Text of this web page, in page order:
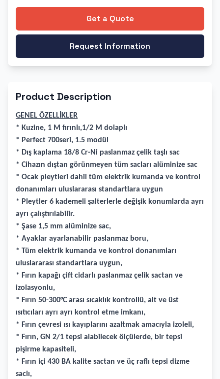
Get a Quote
Request Information
Product Description
GENEL ÖZELLİKLER
* Kuzine, 1 M fırınlı,1/2 M dolaplı
* Perfect 700seri, 1.5 modül
* Dış kaplama 18/8 Cr-Ni paslanmaz çelik taşlı sac
* Cihazın dıştan görünmeyen tüm sacları alüminize sac
* Ocak pleytleri dahil tüm elektrik kumanda ve kontrol
donanımları uluslararası standartlara uygun
* Pleytler 6 kademeli şalterlerle değişik konumlarda ayrı
ayrı çalıştırılabilir.
* Şase 1,5 mm alüminize sac,
* Ayaklar ayarlanabilir paslanmaz boru,
* Tüm elektrik kumanda ve kontrol donanımları
uluslararası standartlara uygun,
* Fırın kapağı çift cidarlı paslanmaz çelik sactan ve
izolasyonlu,
* Fırın 50-300°C arası sıcaklık kontrollü, alt ve üst
ısıtıcıları ayrı ayrı kontrol etme imkanı,
* Fırın çevresi ısı kayıplarını azaltmak amacıyla izoleli,
* Fırın, GN 2/1 tepsi alabilecek ölçülerde, bir tepsi
pişirme kapasiteli,
* Fırın içi 430 BA kalite sactan ve üç raflı tepsi dizme
saclı,